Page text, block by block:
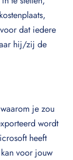
dat iedere
hij/zij de
je zou
wordt
heeft
voor jouw